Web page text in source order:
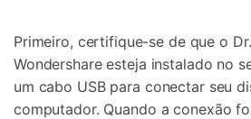
Primeiro, certifique-se de que o
Wondershare esteja instalado no
um cabo USB para conectar seu
computador. Quando a conexão